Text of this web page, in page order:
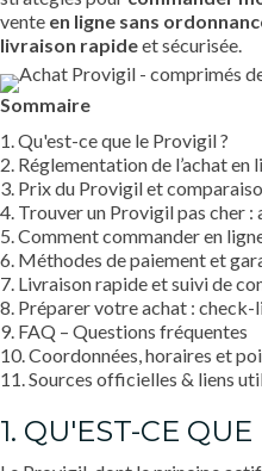
vente en ligne sans
livraison rapideet sécurisée.
Sommaire
1. Qu'est-ce que le Provigil ?
2. Réglementation de l’achat en
3. Prix du Provigil et
4. Trouver un Provigil pas cher :
5. Comment commander en
6. Méthodes de paiement et
7. Livraison rapide et suivi de
8. Préparer votre achat :
9. FAQ – Questions fréquentes
10. Coordonnées, horaires et
11. Sources officielles & liens
1. QU'EST-CE